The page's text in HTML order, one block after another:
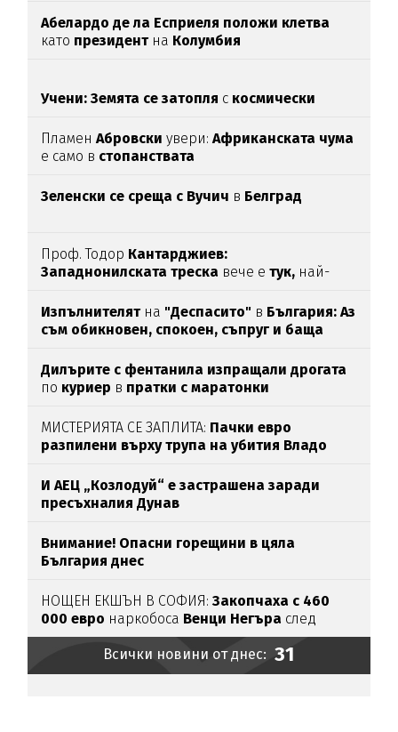
Абелардо де ла Есприеля положи клетва
като президент на Колумбия
Учени: Земята се затопля с космически
ПламенАбровски увери:Африканската чума
е само в стопанствата
Зеленски се среща с Вучич в Белград
Проф. Тодор Кантарджиев:
Западнонилската треска вече етук, най-
Изпълнителятна "Деспасито" в България: Аз
съм обикновен, спокоен, съпруг и баща
Дилърите с фентанила изпращали дрогата
по куриер в пратки с маратонки
МИСТЕРИЯТА СЕ ЗАПЛИТА: Пачки евро
разпилени върху трупа на убития Владо
И АЕЦ „Козлодуй“ е застрашена заради
пресъхналия Дунав
Внимание! Опасни горещини в цяла
България днес
НОЩЕН ЕКШЪН В СОФИЯ:Закопчаха с 460
000 евро наркобоса Венци Негъра след
бясна гонка
Всички новини от днес: 31